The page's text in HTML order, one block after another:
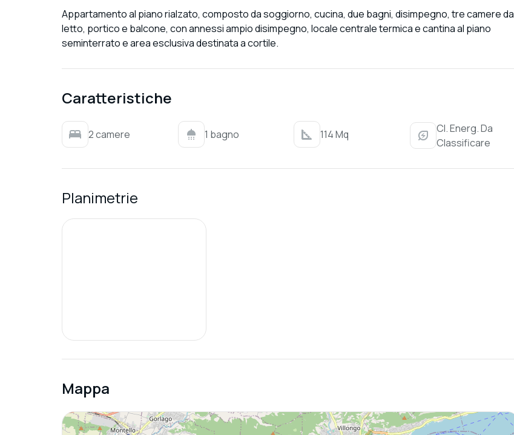
Appartamento al piano rialzato, composto da soggiorno, cucina, due bagni, disimpegno, tre camere da
letto, portico e balcone, con annessi ampio disimpegno, locale centrale termica e cantina al piano
seminterrato e area esclusiva destinata a cortile.
Caratteristiche
2 camere 1 bagno 114 Mq
Cl. Energ. Da
Classificare
Planimetrie
Mappa